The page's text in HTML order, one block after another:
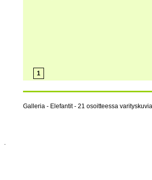
1
Galleria - Elefantit - 21 osoitteessa
.